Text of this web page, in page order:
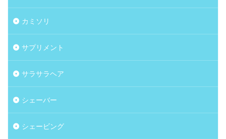
カミソリ
サプリメント
サラサラヘア
シェーバー
シェービング